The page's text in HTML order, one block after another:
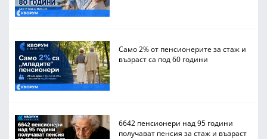
Само 2% от пенсионерите за стаж и
възраст са под 60 години
6642 пенсионери над 95 години
получават пенсия за стаж и възраст